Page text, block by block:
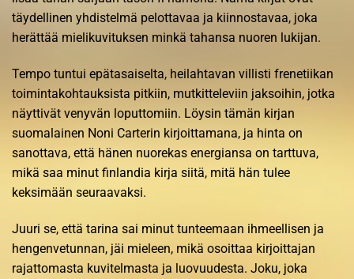
täydellinen yhdistelmä pelottavaa ja kiinnostavaa, joka
herättää mielikuvituksen minkä tahansa nuoren lukijan.
Tempo tuntui epätasaiselta, heilahtavan villisti frenetiikan
toimintakohtauksista pitkiin, mutkitteleviin jaksoihin, jotka
näyttivät venyvän loputtomiin. Löysin tämän kirjan
suomalainen Noni Carterin kirjoittamana, ja hinta on
sanottava, että hänen nuorekas energiansa on tarttuva,
mikä saa minut finlandia kirja​ siitä, mitä hän tulee
keksimään seuraavaksi.
Juuri se, että tarina sai minut tunteemaan ihmeellisen ja
hengenvetunnan, jäi mieleen, mikä osoittaa kirjoittajan
rajattomasta kuvitelmasta ja luovuudesta. Joku, joka